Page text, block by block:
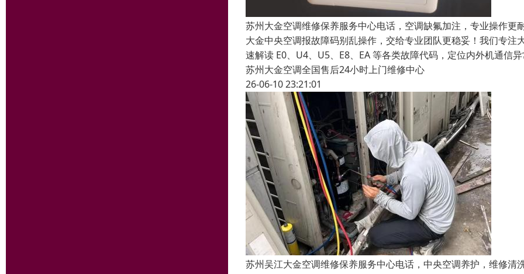
苏州大金空调维修保养服务中心电话，空调缺氟加注，专业操作更
大金中央空调报故障码别乱操作，交给专业团队更稳妥！我们专
速解读 E0、U4、U5、E8、EA 等各类故障代码，定位内外机通信
苏州大金空调全国售后24小时上门维修中心
26-06-10 23:21:01
苏州吴江大金空调维修保养服务中心电话，中央空调养护，维修清